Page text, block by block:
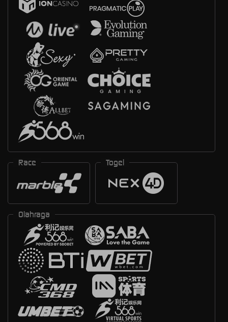
Race Togel
Olahraga